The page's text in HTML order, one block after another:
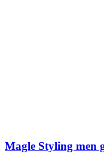
Magle Styling men